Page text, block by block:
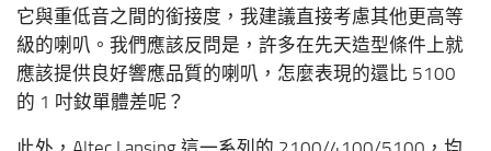
它與重低音之間的銜接度，我建議直接考慮其他更高等
級的喇叭。我們應該反問是，許多在先天造型條件上就
應該提供良好響應品質的喇叭，怎麼表現的還比 5100
的 1 吋釹單體差呢？